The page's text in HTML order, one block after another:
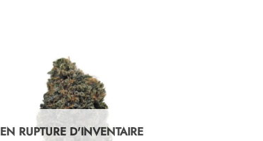
EN RUPTURE D'INVENTAIRE